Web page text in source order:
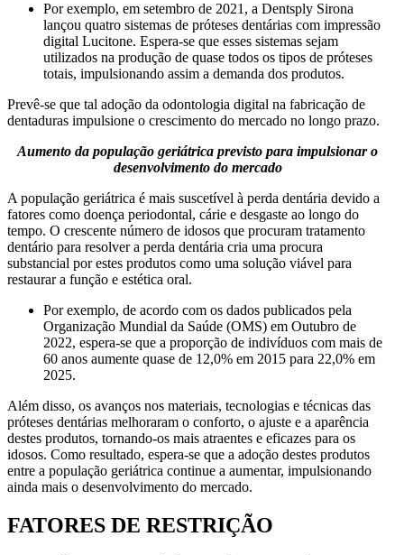
Por exemplo, em setembro de 2021, a Dentsply Sirona
lançou quatro sistemas de próteses dentárias com impressão
digital Lucitone. Espera-se que esses sistemas sejam
utilizados na produção de quase todos os tipos de próteses
totais, impulsionando assim a demanda dos produtos.
Prevê-se que tal adoção da odontologia digital na fabricação de
dentaduras impulsione o crescimento do mercado no longo prazo.
Aumento da população geriátrica previsto para impulsionar o
desenvolvimento do mercado
A população geriátrica é mais suscetível à perda dentária devido a
fatores como doença periodontal, cárie e desgaste ao longo do
tempo. O crescente número de idosos que procuram tratamento
dentário para resolver a perda dentária cria uma procura
substancial por estes produtos como uma solução viável para
restaurar a função e estética oral.
Por exemplo, de acordo com os dados publicados pela
Organização Mundial da Saúde (OMS) em Outubro de
2022, espera-se que a proporção de indivíduos com mais de
60 anos aumente quase de 12,0% em 2015 para 22,0% em
2025.
Além disso, os avanços nos materiais, tecnologias e técnicas das
próteses dentárias melhoraram o conforto, o ajuste e a aparência
destes produtos, tornando-os mais atraentes e eficazes para os
idosos. Como resultado, espera-se que a adoção destes produtos
entre a população geriátrica continue a aumentar, impulsionando
ainda mais o desenvolvimento do mercado.
FATORES DE RESTRIÇÃO